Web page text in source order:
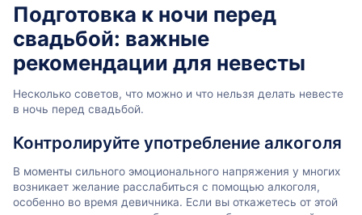
Подготовка к ночи перед
свадьбой: важные
рекомендации для невесты
Несколько советов, что можно и что нельзя делать невесте
в ночь перед свадьбой.
Контролируйте употребление алкоголя
В моменты сильного эмоционального напряжения у многих
возникает желание расслабиться с помощью алкоголя,
особенно во время девичника. Если вы откажетесь от этой